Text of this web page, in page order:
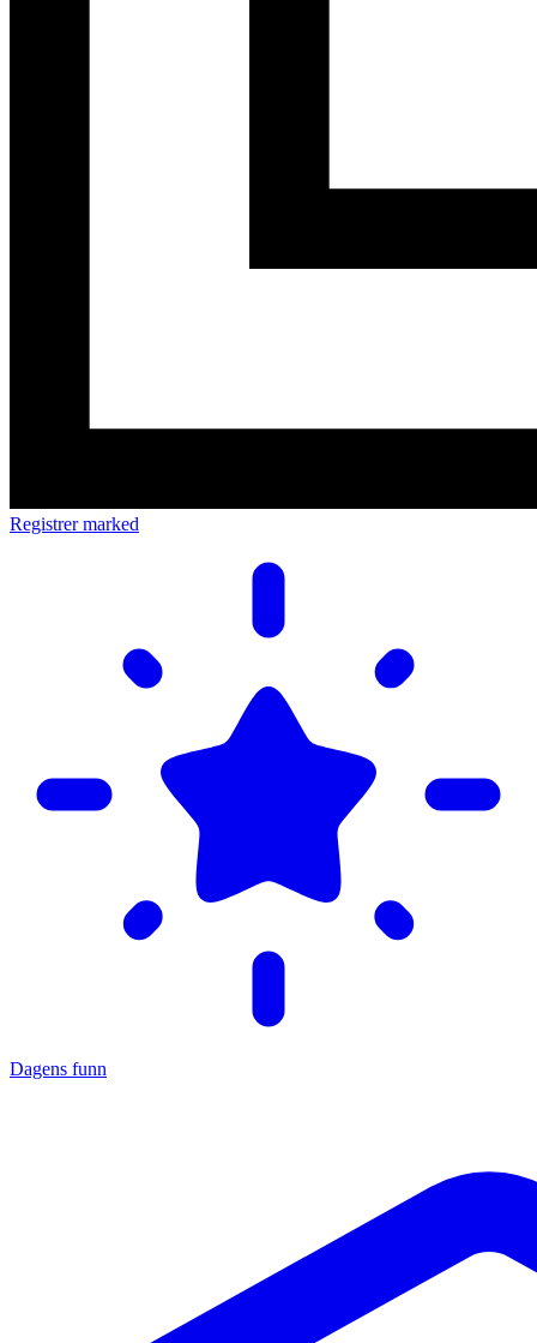
Registrer marked
Dagens funn